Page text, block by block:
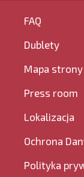
FAQ
Dublety
Mapa strony
Press room
Lokalizacja
Ochrona
Polityka